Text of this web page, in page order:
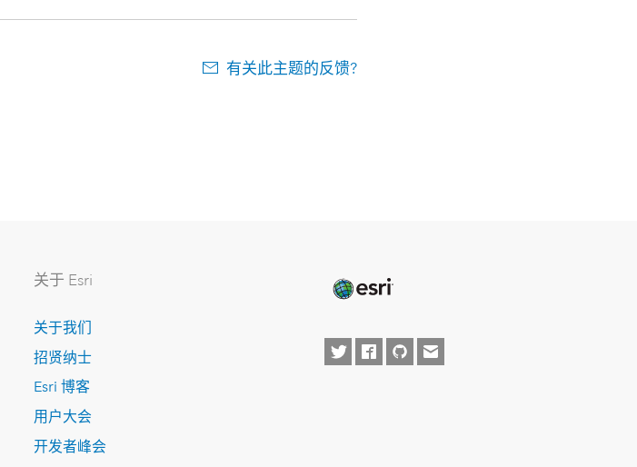
有关此主题的反馈?
关于 Esri
关于我们
招贤纳士
Esri 博客
用户大会
开发者峰会